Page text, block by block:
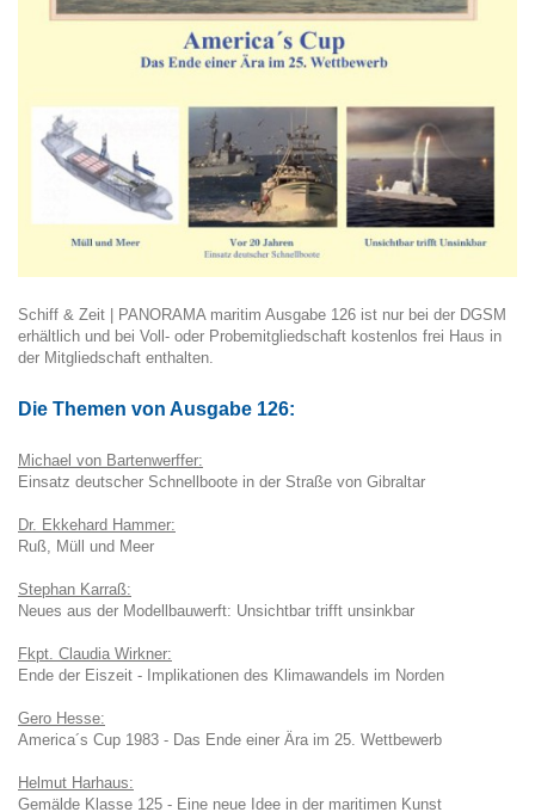
Schiff & Zeit | PANORAMA maritim Ausgabe 126 ist nur bei der DGSM
erhältlich und bei Voll- oder Probemitgliedschaft kostenlos frei Haus in
der Mitgliedschaft enthalten.
Die Themen von Ausgabe 126:
Michael von Bartenwerffer:
Einsatz deutscher Schnellboote in der Straße von Gibraltar
Dr. Ekkehard Hammer:
Ruß, Müll und Meer
Stephan Karraß:
Neues aus der Modellbauwerft: Unsichtbar trifft unsinkbar
Fkpt. Claudia Wirkner:
Ende der Eiszeit - Implikationen des Klimawandels im Norden
Gero Hesse:
America´s Cup 1983 - Das Ende einer Ära im 25. Wettbewerb
Helmut Harhaus:
Gemälde Klasse 125 - Eine neue Idee in der maritimen Kunst